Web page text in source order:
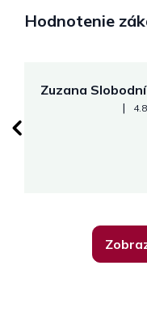
Hodnotenie
Zuzana
Hodnotenie |